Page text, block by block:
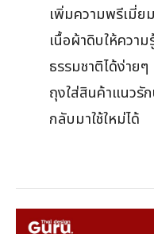
เพิ่มความพรีเมี่ย
เนื้อผ้าดิบให้ควา
ธรรมชาติได้ง่าย
ถุงใส่สินค้าแนวรั
กลับมาใช้ใหม่ได้